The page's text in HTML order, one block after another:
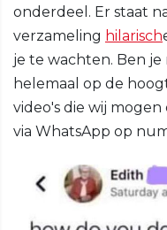
onderdeel. Er staat
verzameling hilarisch
je te wachten. Ben
helemaal op de
video's die wij
via WhatsApp op